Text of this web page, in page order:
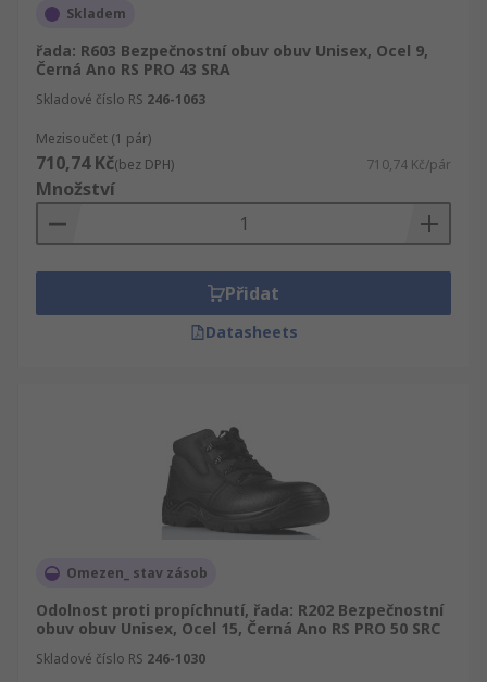
Skladem
řada: R603 Bezpečnostní obuv obuv Unisex, Ocel 9,
Černá Ano RS PRO 43 SRA
Skladové číslo RS 246-1063
Mezisoučet (1 pár)
710,74 Kč(bez DPH) 710,74 Kč/pár
Množství
Přidat
Datasheets
Omezen_ stav zásob
Odolnost proti propíchnutí, řada: R202 Bezpečnostní
obuv obuv Unisex, Ocel 15, Černá Ano RS PRO 50 SRC
Skladové číslo RS 246-1030